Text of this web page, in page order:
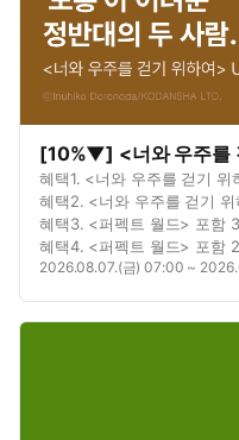
[10%▼] <너와 우주를
혜택1. <너와 우주를 걷기
혜택2. <너와 우주를 걷기
혜택3. <퍼펙트 월드> 포함
혜택4. <퍼펙트 월드> 포함
혜택5. 별점을 남기면? 포인
2026.08.07.(금) 07:00 ~